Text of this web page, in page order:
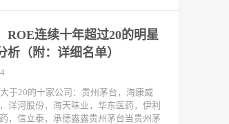
ROE连续十年超过20的明星
析（附：详细名单）
于20的十家公司：贵州茅台，海康威
洋河股份，海天味业，华东医药，伊利
，信立泰，承德露露贵州茅台当贵州茅